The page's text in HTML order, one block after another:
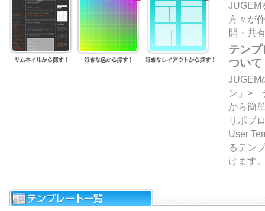
JUGEM
方々が
開・共
テン
ついて
JUGEM
ン」>
から簡
リポブ
User
るテン
けます